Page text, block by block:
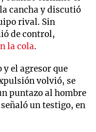
cancha y discutió
rival. Sin
de control,
la cola.
el agresor que
volvió, se
puntazo al hombre
un testigo, en